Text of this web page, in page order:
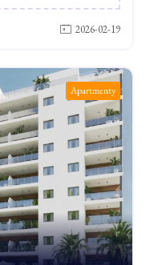
2026-02-19
Apartmenty